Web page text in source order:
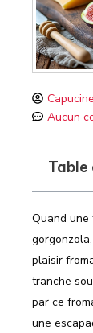
Aucun
Table
Quand
plaisir
tranche
par ce
une